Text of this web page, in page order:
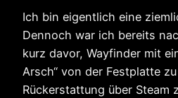
Ich bin eigentlich eine
Dennoch war ich bereits
kurz davor, Wayfinder mit
Arsch“ von der Festplatte
Rückerstattung über Steam